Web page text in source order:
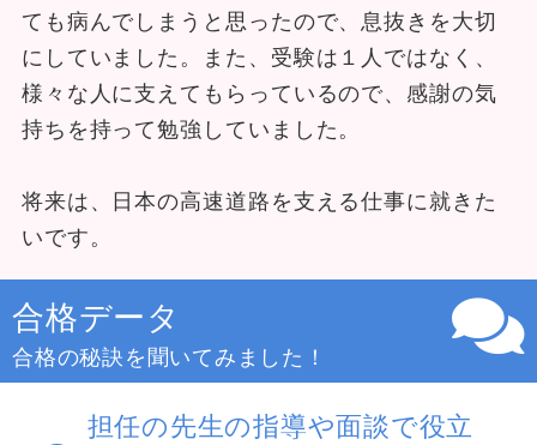
ても病んでしまうと思ったので、息抜きを大切
にしていました。また、受験は１人ではなく、
様々な人に支えてもらっているので、感謝の気
持ちを持って勉強していました。
将来は、日本の高速道路を支える仕事に就きた
いです。
合格データ
合格の秘訣を聞いてみました！
担任の先生の指導や面談で役立